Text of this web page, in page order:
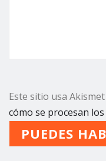
Este sitio usa
cómo se procesan
PUEDES